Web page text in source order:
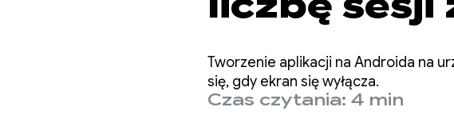
uśpienia o
Tworzenie aplikacji na Androida na
się, gdy ekran się wyłącza.
Czas czytania: 4 min